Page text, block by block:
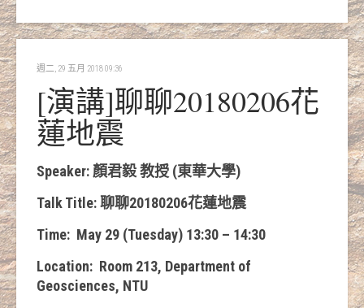
週二, 29 五月 2018 09:36
[演講]聊聊20180206花
蓮地震
Speaker: 顏君毅教授 (東華大學)
Talk Title:聊聊20180206花蓮地震
Time: May 29 (Tuesday) 13:30 – 14:30
Location: Room 213, Department of
Geosciences, NTU